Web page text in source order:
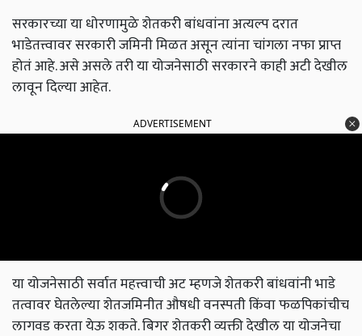
सरकारच्या या धोरणामुळे शेतकरी बांधवांना अत्यल्प दरात
भाडेतत्त्वावर सरकारी जमिनी मिळत असून त्यांना चांगला नफा प्राप्त
होतं आहे. असे असले तरी या योजनेसाठी सरकारने काही अटी देखील
लावून दिल्या आहेत.
ADVERTISEMENT
या योजनेसाठी सर्वात महत्त्वाची अट म्हणजे शेतकरी बांधवांनी भाडे
तत्वावर घेतलेल्या शेतजमिनीत औषधी वनस्पती किंवा फळपिकांचीच
लागवड करता येऊ शकते. बिगर शेतकरी व्यक्ती देखील या योजनेचा